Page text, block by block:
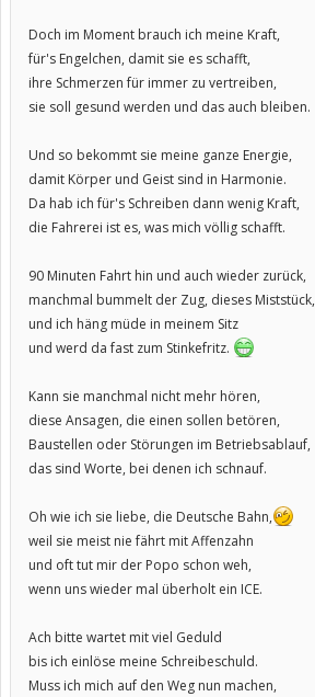
Doch im Moment brauch ich meine Kraft,
für's Engelchen, damit sie es schafft,
ihre Schmerzen für immer zu vertreiben,
sie soll gesund werden und das auch bleiben.
Und so bekommt sie meine ganze Energie,
damit Körper und Geist sind in Harmonie.
Da hab ich für's Schreiben dann wenig Kraft,
die Fahrerei ist es, was mich völlig schafft.
90 Minuten Fahrt hin und auch wieder zurück,
manchmal bummelt der Zug, dieses Miststück,
und ich häng müde in meinem Sitz
und werd da fast zum Stinkefritz.
Kann sie manchmal nicht mehr hören,
diese Ansagen, die einen sollen betören,
Baustellen oder Störungen im Betriebsablauf,
das sind Worte, bei denen ich schnauf.
Oh wie ich sie liebe, die Deutsche Bahn,
weil sie meist nie fährt mit Affenzahn
und oft tut mir der Popo schon weh,
wenn uns wieder mal überholt ein ICE.
Ach bitte wartet mit viel Geduld
bis ich einlöse meine Schreibeschuld.
Muss ich mich auf den Weg nun machen,